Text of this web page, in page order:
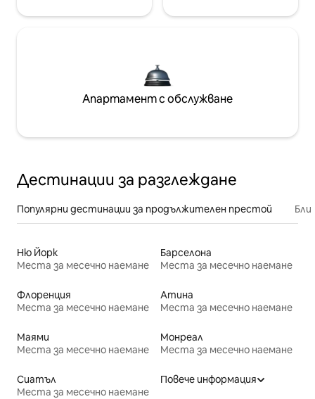
Апартамент с обслужване
Дестинации за разглеждане
Популярни дестинации за продължителен престой
Ню Йорк
Места за месечно наемане
Барселона
Места за месечно наемане
Флоренция
Места за месечно наемане
Атина
Места за месечно наемане
Маями
Места за месечно наемане
Монреал
Места за месечно наемане
Сиатъл
Места за месечно наемане
Повече информация